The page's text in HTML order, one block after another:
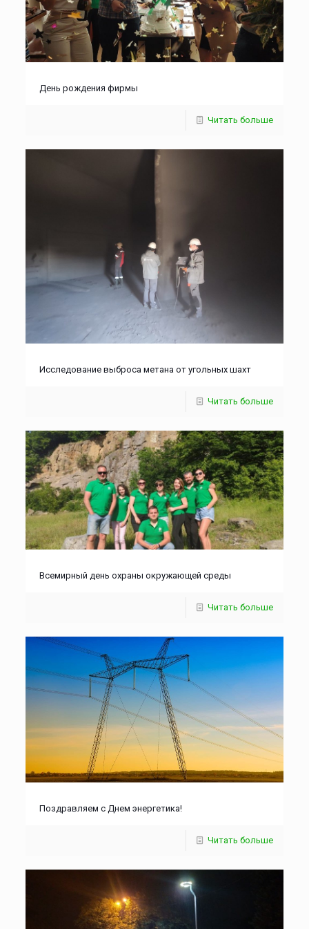
День рождения фирмы
Читать больше
Исследование выброса метана от угольных шахт
Читать больше
Всемирный день охраны окружающей среды
Читать больше
Поздравляем с Днем энергетика!
Читать больше